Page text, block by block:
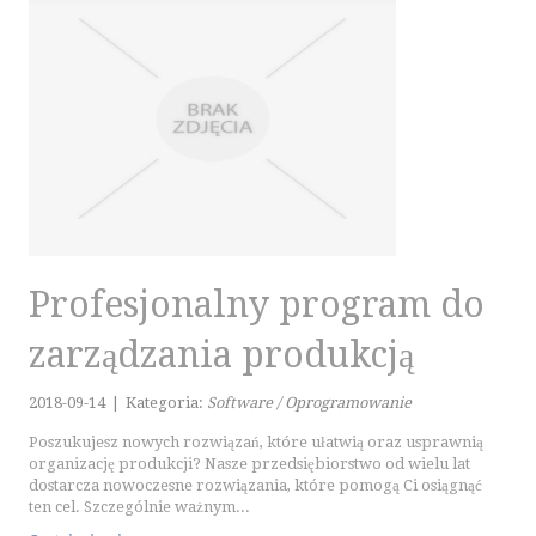
BIŻUTERIA
ODZIEŻ
SPORT
ELEKTRONIKA, RTV, AGD
ART. DLA ZWIERZĄT
CHEMIA
ART. SPOŻYWCZE
Profesjonalny program do
zarządzania produkcją
2018-09-14 Kategoria: Software / Oprogramowanie
Poszukujesz nowych rozwiązań, które ułatwią oraz usprawnią
organizację produkcji? Nasze przedsiębiorstwo od wielu lat
dostarcza nowoczesne rozwiązania, które pomogą Ci osiągnąć
ten cel. Szczególnie ważnym...